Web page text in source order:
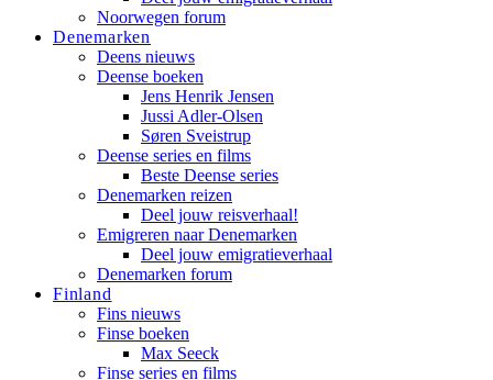
Noorwegen forum
Denemarken
Deens nieuws
Deense boeken
Jens Henrik Jensen
Jussi Adler-Olsen
Søren Sveistrup
Deense series en films
Beste Deense series
Denemarken reizen
Deel jouw reisverhaal!
Emigreren naar Denemarken
Deel jouw emigratieverhaal
Denemarken forum
Finland
Fins nieuws
Finse boeken
Max Seeck
Finse series en films